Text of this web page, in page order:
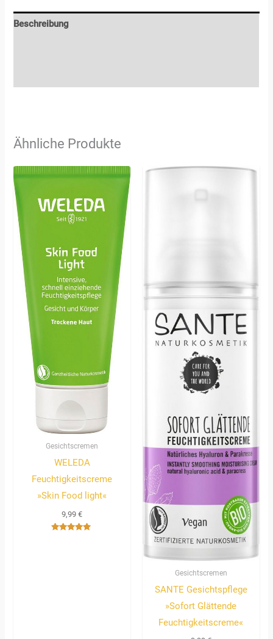
Beschreibung
Ähnliche Produkte
Gesichtscremen
WELEDA
Feuchtigkeitscreme
»Skin Food light«
9,99€
Gesichtscremen
SANTE Gesichtspflege
»Sofort Glättende
Feuchtigkeitscreme«